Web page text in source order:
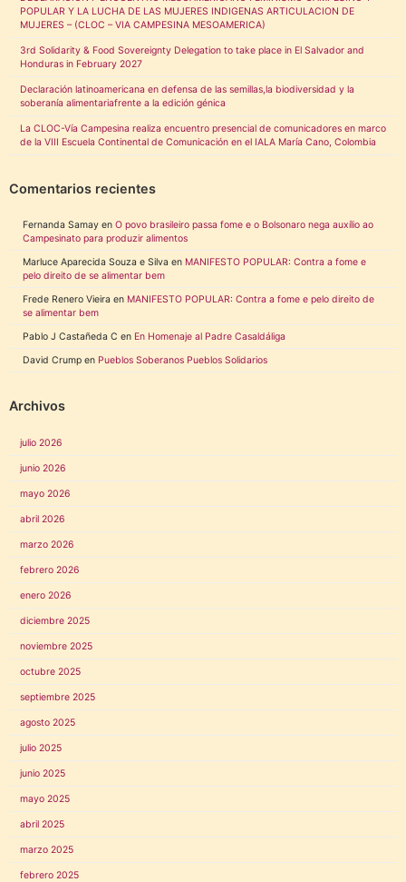
POPULAR Y LA LUCHA DE LAS MUJERES INDIGENAS ARTICULACION DE
MUJERES – (CLOC – VIA CAMPESINA MESOAMERICA)
3rd Solidarity & Food Sovereignty Delegation to take place in El Salvador and
Honduras in February 2027
Declaración latinoamericana en defensa de las semillas,la biodiversidad y la
soberanía alimentariafrente a la edición génica
La CLOC-Vía Campesina realiza encuentro presencial de comunicadores en marco
de la VIII Escuela Continental de Comunicación en el IALA María Cano, Colombia
Comentarios recientes
Fernanda Samay en O povo brasileiro passa fome e o Bolsonaro nega auxílio ao
Campesinato para produzir alimentos
Marluce Aparecida Souza e Silva en MANIFESTO POPULAR: Contra a fome e
pelo direito de se alimentar bem
Frede Renero Vieira en MANIFESTO POPULAR: Contra a fome e pelo direito de
se alimentar bem
Pablo J Castañeda C en En Homenaje al Padre Casaldáliga
David Crump en Pueblos Soberanos Pueblos Solidarios
Archivos
julio 2026
junio 2026
mayo 2026
abril 2026
marzo 2026
febrero 2026
enero 2026
diciembre 2025
noviembre 2025
octubre 2025
septiembre 2025
agosto 2025
julio 2025
junio 2025
mayo 2025
abril 2025
marzo 2025
febrero 2025